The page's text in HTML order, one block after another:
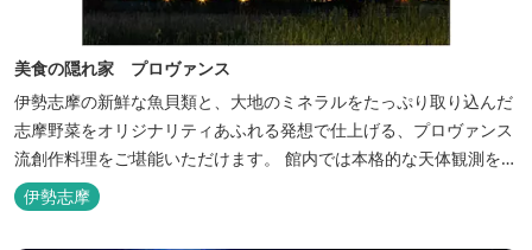
美食の隠れ家 プロヴァンス
伊勢志摩の新鮮な魚貝類と、大地のミネラルをたっぷり取り込んだ
志摩野菜をオリジナリティあふれる発想で仕上げる、プロヴァンス
流創作料理をご堪能いただけます。 館内では本格的な天体観測を日
数限定で開催。伊勢志摩の美しい星空を星空コンシェルジュがご案
内いたします。
伊勢志摩